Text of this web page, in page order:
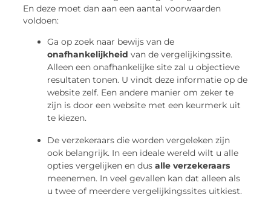
En deze moet dan aan een aantal voorwaarden
voldoen:
Ga op zoek naar bewijs van de
onafhankelijkheid van de vergelijkingssite.
Alleen een onafhankelijke site zal u objectieve
resultaten tonen. U vindt deze informatie op de
website zelf. Een andere manier om zeker te
zijn is door een website met een keurmerk uit
te kiezen.
De verzekeraars die worden vergeleken zijn
ook belangrijk. In een ideale wereld wilt u alle
opties vergelijken en dusalle verzekeraars
meenemen. In veel gevallen kan dat alleen als
u twee of meerdere vergelijkingssites uitkiest.